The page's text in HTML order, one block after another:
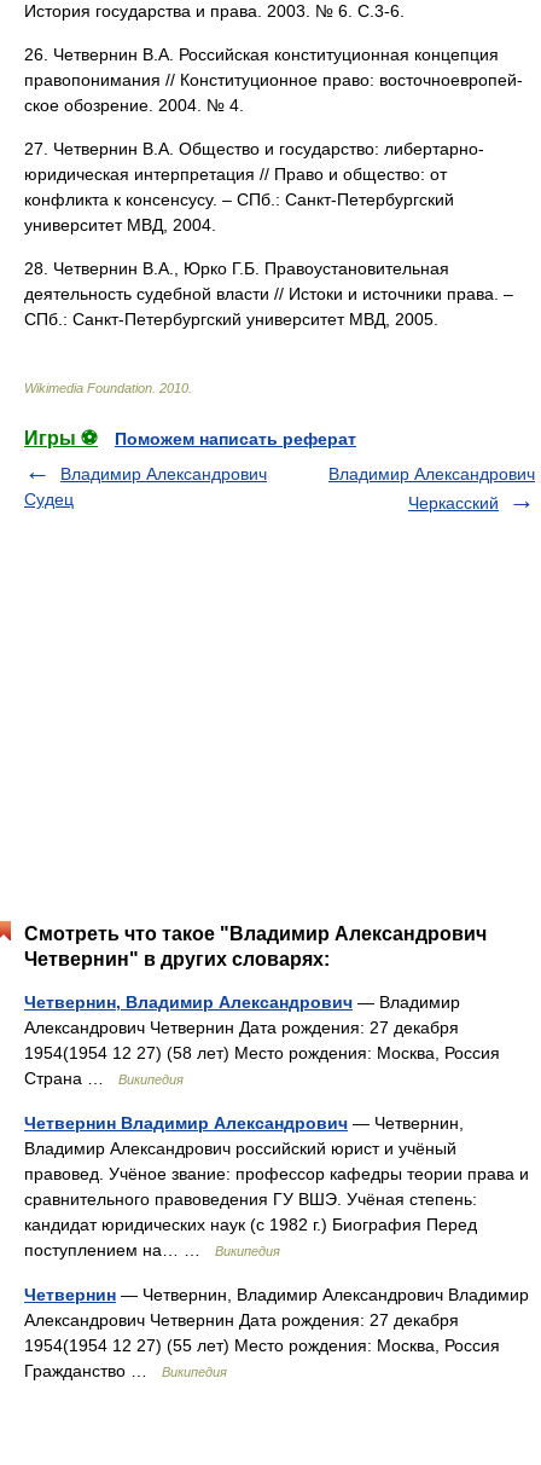
История государства и права. 2003. № 6. С.3-6.
26. Четвернин В.А. Российская конституционная концепция
правопо­нимания // Конституционное право: восточноевропей­
ское обозрение. 2004. № 4.
27. Четвернин В.А. Общество и государство: либертарно-
юридиче­ская интерпретация // Право и общество: от
конфликта к консен­сусу. – СПб.: Санкт-Петербургский
университет МВД, 2004.
28. Четвернин В.А., Юрко Г.Б. Правоустановительная
деятельность судебной власти // Истоки и источники права. –
СПб.: Санкт-Пе­тербургский университет МВД, 2005.
Wikimedia Foundation 2010
Игры ⚽
Поможем написать реферат
Владимир Александрович
Судец
Владимир Александрович
Черкасский
Смотреть что такое "Владимир Александрович
Четвернин" в других словарях:
Четвернин, Владимир Александрович — Владимир
Александрович Четвернин Дата рождения: 27 декабря
1954(1954 12 27) (58 лет) Место рождения: Москва, Россия
Страна …
Википедия
Четвернин Владимир Александрович — Четвернин,
Владимир Александрович российский юрист и учёный
правовед. Учёное звание: профессор кафедры теории права и
сравнительного правоведения ГУ ВШЭ. Учёная степень:
кандидат юридических наук (с 1982 г.) Биография Перед
поступлением на… …
Википедия
Четвернин — Четвернин, Владимир Александрович Владимир
Александрович Четвернин Дата рождения: 27 декабря
1954(1954 12 27) (55 лет) Место рождения: Москва, Россия
Гражданство …
Википедия